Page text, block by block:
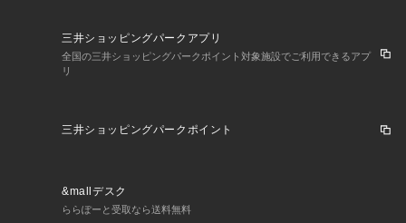
三井ショッピングパークアプリ
全国の三井ショッピングパークポイント対象施設でご利用できるアプ
リ
三井ショッピングパークポイント
&mallデスク
ららぽーと受取なら送料無料